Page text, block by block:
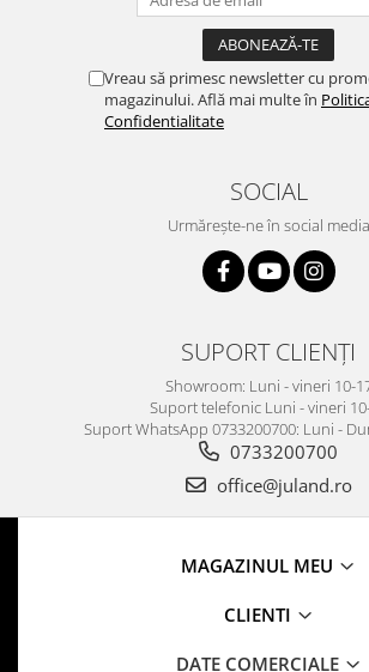
Vreau să primesc newsletter cu
magazinului. Află mai multe în
Confidentialitate
SOCIAL
Urmărește-ne în social media
SUPORT CLIENȚI
Showroom: Luni - vineri 10-
Suport telefonic Luni - vineri
Suport WhatsApp 0733200700: Luni -
0733200700
office@juland.ro
MAGAZINUL MEU
CLIENTI
DATE COMERCIALE